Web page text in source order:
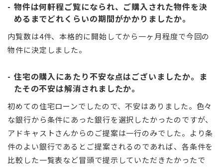
物件は何軒程ご覧になられ、ご購入された物件を決
めるまでどれくらいの期間がかかりましたか。
内覧数は4件、本格的に開始してから一ヶ月程度で今回の
物件に決定しました。
住宅の購入にあたり不安な点はございましたか。ま
たその不安は解消されましたか。
初めての住宅ローンでしたので、不安はありました。色々
な銀行から条件にあった銀行を選択したかったのですが、
アドキャストさんからのご提案は一行のみでした。より条
件のよい銀行であるとご提案されるのであれば、各条件を
比較した一覧表など冒頭で提示していただきたかったで